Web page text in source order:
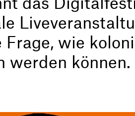
das
Frage, wie
werden können.